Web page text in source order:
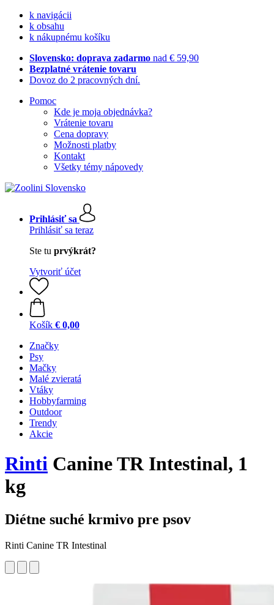
k navigácii
k obsahu
k nákupnému košíku
Slovensko: doprava zadarmo nad € 59,90
Bezplatné vrátenie tovaru
Dovoz do 2 pracovných dní.
Pomoc
Kde je moja objednávka?
Vrátenie tovaru
Cena dopravy
Možnosti platby
Kontakt
Všetky témy nápovedy
Prihlásiť sa
Prihlásiť sa teraz
Ste tu prvýkrát?
Vytvoriť účet
Košík € 0,00
Značky
Psy
Mačky
Malé zvieratá
Vtáky
Hobbyfarming
Outdoor
Trendy
Akcie
Rinti Canine TR Intestinal, 1
kg
Diétne suché krmivo pre psov
Rinti Canine TR Intestinal